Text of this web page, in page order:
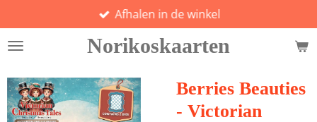
direct
naar
hoofdinhoud
Norikoskaarten
Afhalen in de winkel
Berries Beauties
- Victorian